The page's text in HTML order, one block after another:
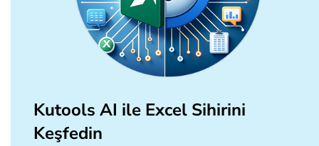
Kutools AI ile Excel Sihirini
Keşfedin